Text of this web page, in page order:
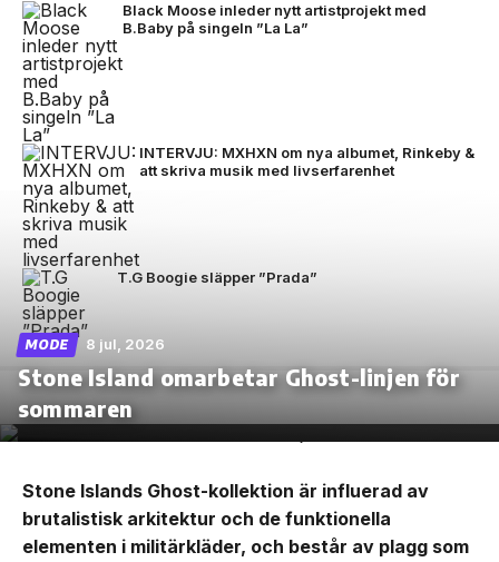
Black Moose inleder nytt artistprojekt med
B.Baby på singeln ”La La”
INTERVJU: MXHXN om nya albumet, Rinkeby &
att skriva musik med livserfarenhet
T.G Boogie släpper ”Prada”
MODE 8 jul, 2026
Stone Island omarbetar Ghost-linjen för
sommaren
Stone Islands Ghost-kollektion är influerad av
brutalistisk arkitektur och de funktionella
elementen i militärkläder, och består av plagg som